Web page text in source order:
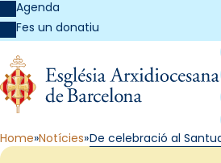
Agenda
Fes un donatiu
Home Notícies De celebració al